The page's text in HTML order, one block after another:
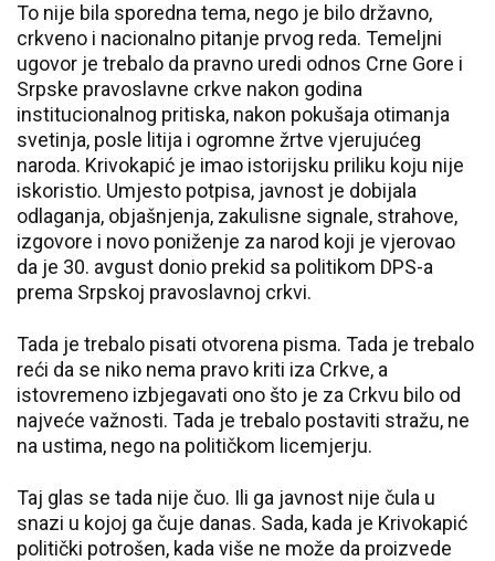
To nije bila sporedna tema, nego je bilo državno,
crkveno i nacionalno pitanje prvog reda. Temeljni
ugovor je trebalo da pravno uredi odnos Crne Gore i
Srpske pravoslavne crkve nakon godina
institucionalnog pritiska, nakon pokušaja otimanja
svetinja, posle litija i ogromne žrtve vjerujućeg
naroda. Krivokapić je imao istorijsku priliku koju nije
iskoristio. Umjesto potpisa, javnost je dobijala
odlaganja, objašnjenja, zakulisne signale, strahove,
izgovore i novo poniženje za narod koji je vjerovao
da je 30. avgust donio prekid sa politikom DPS-a
prema Srpskoj pravoslavnoj crkvi.
Tada je trebalo pisati otvorena pisma. Tada je trebalo
reći da se niko nema pravo kriti iza Crkve, a
istovremeno izbjegavati ono što je za Crkvu bilo od
najveće važnosti. Tada je trebalo postaviti stražu, ne
na ustima, nego na političkom licemjerju.
Taj glas se tada nije čuo. Ili ga javnost nije čula u
snazi u kojoj ga čuje danas. Sada, kada je Krivokapić
politički potrošen, kada više ne može da proizvede